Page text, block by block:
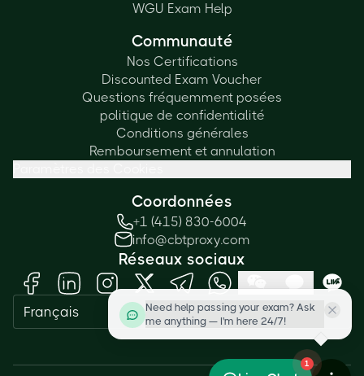
WGU Exam Help
Communauté
Nos Certifications
Discounted Exam Voucher
Questions fréquemment posées
politique de confidentialité
Conditions générales
Remboursement et annulation
Coordonnées
+1 (415) 830-6004
info@cbtproxy.com
Réseaux sociaux
Français
Need help passing your exam? Ask
me anything — I'm here 24/7!
1